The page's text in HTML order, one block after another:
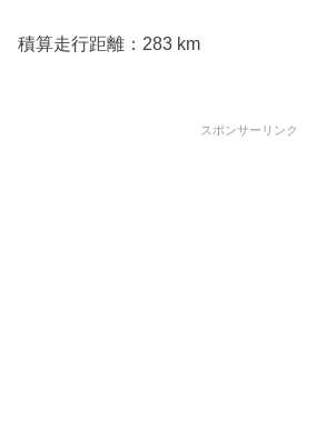
積算走行距離：283 km
スポンサーリンク